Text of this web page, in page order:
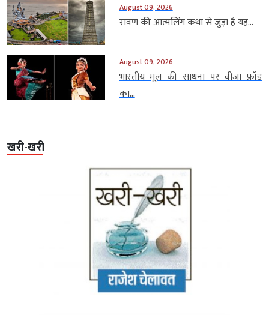
August 09, 2026
रावण की आत्मलिंग कथा से जुड़ा है यह...
August 09, 2026
भारतीय मूल की साधना पर वीजा फ्रॉड
का...
खरी-खरी